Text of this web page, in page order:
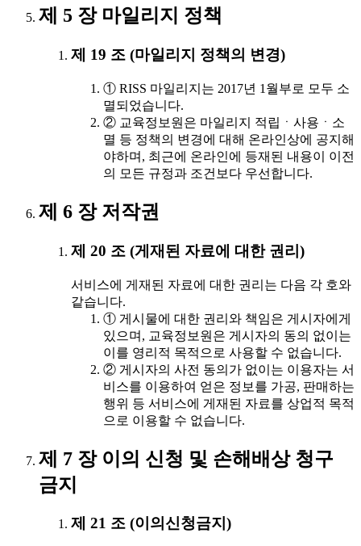
제 5 장 마일리지 정책
제 19 조 (마일리지 정책의 변경)
① RISS 마일리지는 2017년 1월부로 모두 소
멸되었습니다.
② 교육정보원은 마일리지 적립ㆍ사용ㆍ소
멸 등 정책의 변경에 대해 온라인상에 공지해
야하며, 최근에 온라인에 등재된 내용이 이전
의 모든 규정과 조건보다 우선합니다.
제 6 장 저작권
제 20 조 (게재된 자료에 대한 권리)
서비스에 게재된 자료에 대한 권리는 다음 각 호와
같습니다.
① 게시물에 대한 권리와 책임은 게시자에게
있으며, 교육정보원은 게시자의 동의 없이는
이를 영리적 목적으로 사용할 수 없습니다.
② 게시자의 사전 동의가 없이는 이용자는 서
비스를 이용하여 얻은 정보를 가공, 판매하는
행위 등 서비스에 게재된 자료를 상업적 목적
으로 이용할 수 없습니다.
제 7 장 이의 신청 및 손해배상 청구
금지
제 21 조 (이의신청금지)